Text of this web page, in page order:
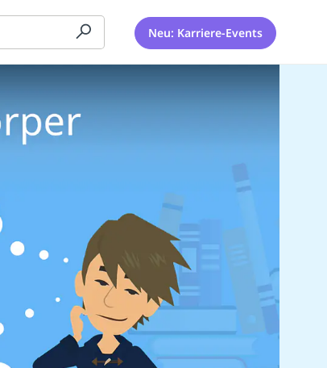
Neu: Karriere-Events